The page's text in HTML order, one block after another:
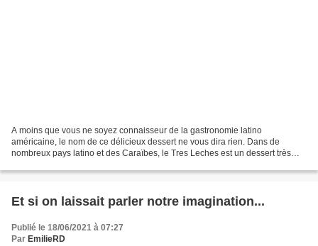
A moins que vous ne soyez connaisseur de la gastronomie latino
américaine, le nom de ce délicieux dessert ne vous dira rien. Dans de
nombreux pays latino et des Caraïbes, le Tres Leches est un dessert très
Et si on laissait parler notre imagination...
Publié le 18/06/2021 à 07:27
Par EmilieRD